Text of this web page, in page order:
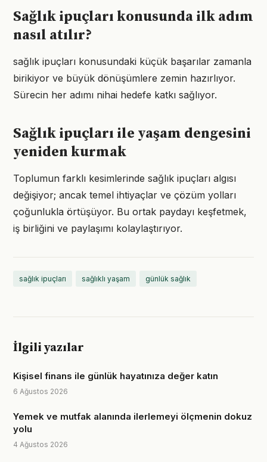
Sağlık ipuçları konusunda ilk adım
nasıl atılır?
sağlık ipuçları konusundaki küçük başarılar zamanla
birikiyor ve büyük dönüşümlere zemin hazırlıyor.
Sürecin her adımı nihai hedefe katkı sağlıyor.
Sağlık ipuçları ile yaşam dengesini
yeniden kurmak
Toplumun farklı kesimlerinde sağlık ipuçları algısı
değişiyor; ancak temel ihtiyaçlar ve çözüm yolları
çoğunlukla örtüşüyor. Bu ortak paydayı keşfetmek,
iş birliğini ve paylaşımı kolaylaştırıyor.
sağlık ipuçları sağlıklı yaşam günlük sağlık
İlgili yazılar
Kişisel finans ile günlük hayatınıza değer katın
6 Ağustos 2026
Yemek ve mutfak alanında ilerlemeyi ölçmenin dokuz
yolu
4 Ağustos 2026